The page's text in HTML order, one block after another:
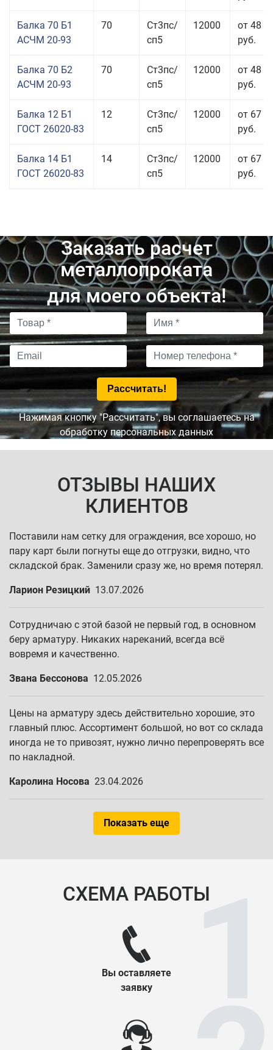
Балка 70 Б1
АСЧМ 20-93
70
Ст3пс/
сп5
12000
от 48
руб.
Балка 70 Б2
АСЧМ 20-93
70
Ст3пс/
сп5
12000
от 48
руб.
Балка 12 Б1
ГОСТ 26020-83
12
Ст3пс/
сп5
12000
от 67
руб.
Балка 14 Б1
ГОСТ 26020-83
14
Ст3пс/
сп5
12000
от 67
руб.
Заказать расчет
металлопроката
для моего объекта!
Нажимая кнопку "Рассчитать", вы соглашаетесь на
обработку персональных данных
ОТЗЫВЫ НАШИХ
КЛИЕНТОВ
Поставили нам сетку для ограждения, все хорошо, но
пару карт были погнуты еще до отгрузки, видно, что
складской брак. Заменили сразу же, но время потерял.
Ларион Резицкий 13.07.2026
Сотрудничаю с этой базой не первый год, в основном
беру арматуру. Никаких нареканий, всегда всё
вовремя и качественно.
Звана Бессонова 12.05.2026
Цены на арматуру здесь действительно хорошие, это
главный плюс. Ассортимент большой, но вот со склада
иногда не то привозят, нужно лично перепроверять все
по накладной.
Каролина Носова 23.04.2026
Показать еще
СХЕМА РАБОТЫ
Вы оставляете
заявку